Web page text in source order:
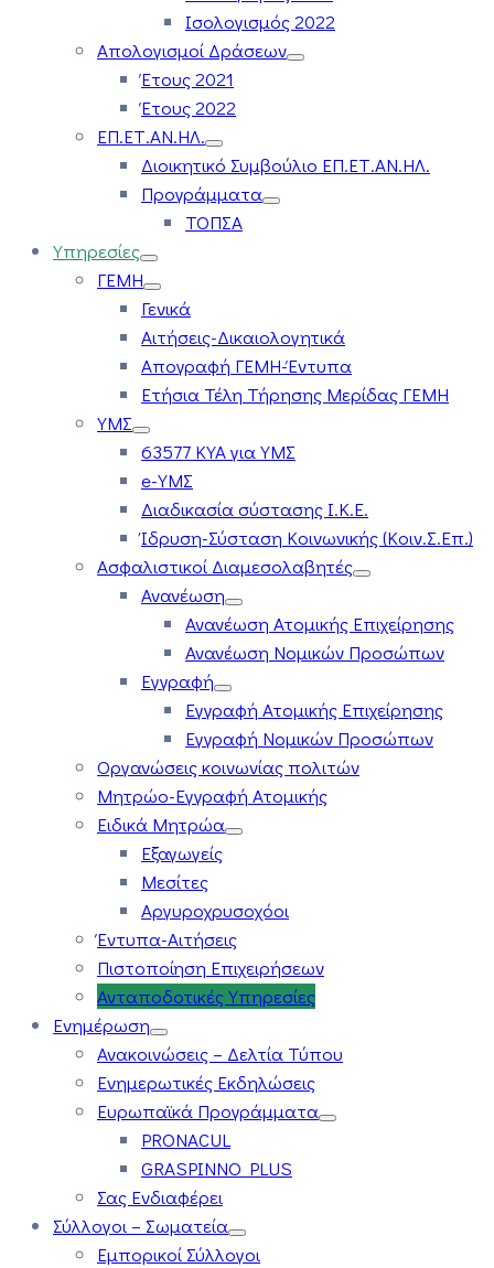
Ισολογισμός 2022
Απολογισμοί Δράσεων
Έτους 2021
Έτους 2022
ΕΠ.ΕΤ.ΑΝ.ΗΛ.
Διοικητικό Συμβούλιο ΕΠ.ΕΤ.ΑΝ.ΗΛ.
Προγράμματα
ΤΟΠΣΑ
Υπηρεσίες
ΓΕΜΗ
Γενικά
Αιτήσεις-Δικαιολογητικά
Απογραφή ΓΕΜΗ-Έντυπα
Ετήσια Τέλη Τήρησης Μερίδας ΓΕΜΗ
ΥΜΣ
63577 ΚΥΑ για ΥΜΣ
e-ΥΜΣ
Διαδικασία σύστασης Ι.Κ.Ε.
Ίδρυση-Σύσταση Κοινωνικής (Κοιν.Σ.Επ.)
Ασφαλιστικοί Διαμεσολαβητές
Ανανέωση
Ανανέωση Ατομικής Επιχείρησης
Ανανέωση Νομικών Προσώπων
Εγγραφή
Εγγραφή Ατομικής Επιχείρησης
Εγγραφή Νομικών Προσώπων
Οργανώσεις κοινωνίας πολιτών
Μητρώο-Εγγραφή Ατομικής
Ειδικά Μητρώα
Εξαγωγείς
Μεσίτες
Αργυροχρυσοχόοι
Έντυπα-Αιτήσεις
Πιστοποίηση Επιχειρήσεων
Ανταποδοτικές Υπηρεσίες
Ενημέρωση
Ανακοινώσεις – Δελτία Τύπου
Ενημερωτικές Εκδηλώσεις
Ευρωπαϊκά Προγράμματα
PRONACUL
GRASPINNO PLUS
Σας Ενδιαφέρει
Σύλλογοι – Σωματεία
Εμπορικοί Σύλλογοι